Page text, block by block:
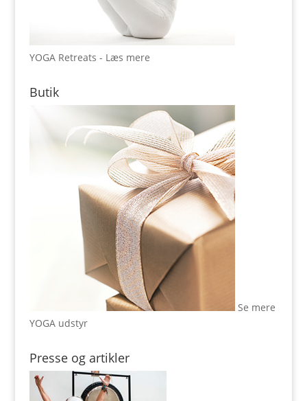
YOGA Retreats - Læs mere
Butik
Se mere
YOGA udstyr
Presse og artikler